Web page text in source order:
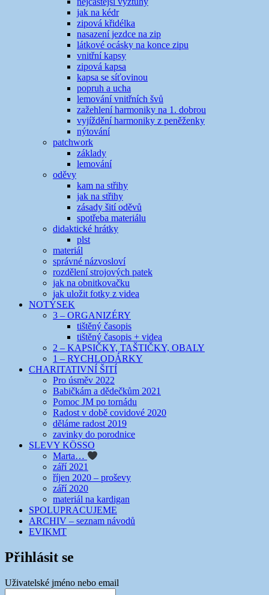
jak na kédr
zipová křidélka
nasazení jezdce na zip
látkové ocásky na konce zipu
vnitřní kapsy
zipová kapsa
kapsa se síťovinou
popruh a ucha
lemování vnitřních švů
zažehlení harmoniky na 1. dobrou
vyjíždění harmoniky z peněženky
nýtování
patchwork
základy
lemování
oděvy
kam na střihy
jak na střihy
zásady šití oděvů
spotřeba materiálu
didaktické hrátky
plst
materiál
správné názvosloví
rozdělení strojových patek
jak na obnitkovačku
jak uložit fotky z videa
NOTÝSEK
3 – ORGANIZÉRY
tištěný časopis
tištěný časopis + videa
2 – KAPSIČKY, TAŠTIČKY, OBALY
1 – RYCHLODÁRKY
CHARITATIVNÍ ŠITÍ
Pro úsměv 2022
Babičkám a dědečkům 2021
Pomoc JM po tornádu
Radost v době covidové 2020
děláme radost 2019
zavinky do porodnice
SLEVY KÖSSO
Marta…
září 2021
říjen 2020 – proševy
září 2020
materiál na kardigan
SPOLUPRACUJEME
ARCHIV – seznam návodů
EVIKMT
Přihlásit se
Uživatelské jméno nebo email